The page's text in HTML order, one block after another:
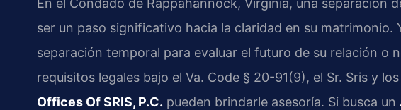
En el Condado de Rappahannock, Virginia, una separación
ser un paso significativo hacia la claridad en su matrimonio.
separación temporal para evaluar el futuro de su relación o
requisitos legales bajo el Va. Code § 20-91(9), el Sr. Sris y
Offices Of SRIS, P.C. pueden brindarle asesoría. Si busca un